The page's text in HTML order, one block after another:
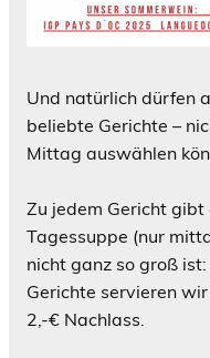
Und natürlich dürfen
beliebte Gerichte –
Mittag auswählen
Zu jedem Gericht gibt
Tagessuppe (nur
nicht ganz so groß
Gerichte servieren
2,-€ Nachlass.